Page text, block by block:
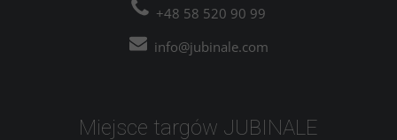
+48 58 520 90 99
info@jubinale.com
Miejsce targów JUBINALE